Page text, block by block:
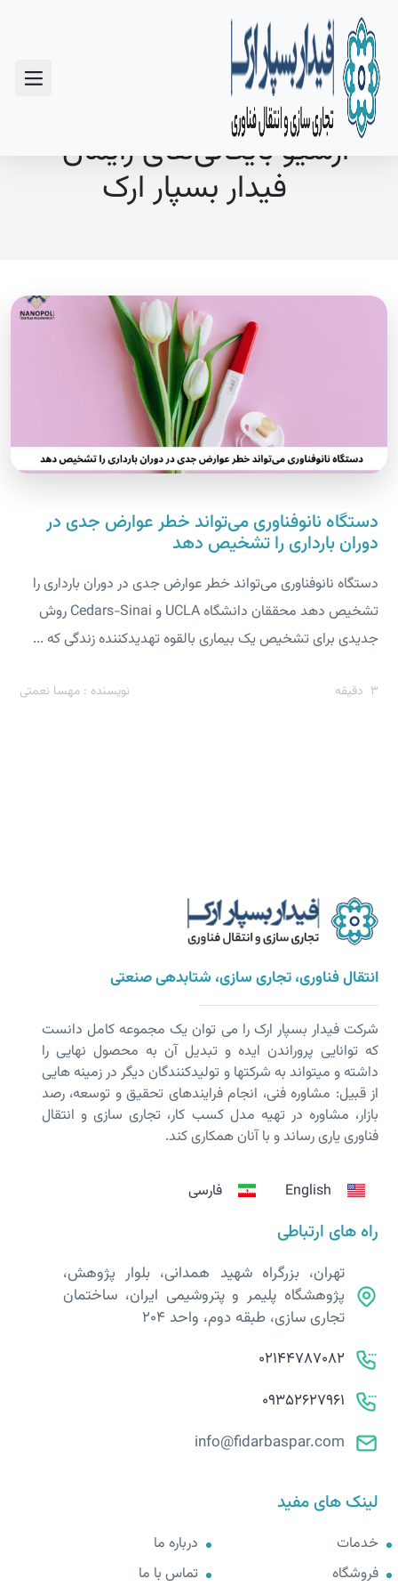
آرشیو بایگانی‌های زایمان -
فیدار بسپار ارک
دستگاه نانوفناوری می‌تواند خطر عوارض جدی در
دوران بارداری را تشخیص دهد
دستگاه نانوفناوری می‌تواند خطر عوارض جدی در دوران بارداری را
تشخیص دهد محققان دانشگاه UCLA و Cedars-Sinai روش
جدیدی برای تشخیص یک بیماری بالقوه تهدیدکننده زندگی که ...
3 دقیقه نویسنده : مهسا نعمتی
انتقال فناوری، تجاری سازی، شتابدهی صنعتی
شرکت فیدار بسپار ارک را می توان یک مجموعه کامل دانست
که توانایی پروراندن ایده و تبدیل آن به محصول نهایی را
داشته و می­تواند به شرکت­ها و تولیدکنندگان دیگر در زمینه هایی
از قبیل: مشاوره فنی، انجام فرایندهای تحقیق و توسعه، رصد
بازار، مشاوره در تهیه مدل کسب کار، تجاری سازی و انتقال
فناوری یاری رساند و با آنان همکاری کند.
English فارسی
راه های ارتباطی
تهران، بزرگراه شهید همدانی، بلوار پژوهش،
پژوهشگاه پلیمر و پتروشیمی ایران، ساختمان
تجاری سازی، طبقه دوم، واحد 204
02144787082
09352627961
info@fidarbaspar.com
لینک های مفید
خدمات
فروشگاه
درباره ما
تماس با ما